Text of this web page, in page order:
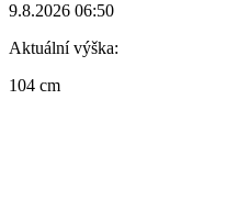
9.8.2026 06:50
Aktuální výška:
104 cm